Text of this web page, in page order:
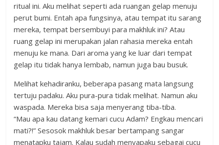
ritual ini. Aku melihat seperti ada ruangan gelap menuju
perut bumi. Entah apa fungsinya, atau tempat itu sarang
mereka, tempat bersembuyi para makhluk ini? Atau
ruang gelap ini merupakan jalan rahasia mereka entah
menuju ke mana. Dari aroma yang ke luar dari tempat
gelap itu tidak hanya lembab, namun juga bau busuk.
Melihat kehadiranku, beberapa pasang mata langsung
tertuju padaku. Aku pura-pura tidak melihat. Namun aku
waspada. Mereka bisa saja menyerang tiba-tiba.
“Mau apa kau datang kemari cucu Adam? Engkau mencari
mati?!” Sesosok makhluk besar bertampang sangar
menatapku tajam. Kalau sudah menyapaku sebagai cucu